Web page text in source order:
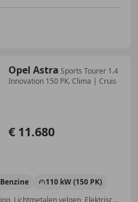
Opel Astra Sports Tourer 1.4
Innovation 150 PK. Clima | Cruis
€ 11.680
Benzine
110 kW (150 PK)